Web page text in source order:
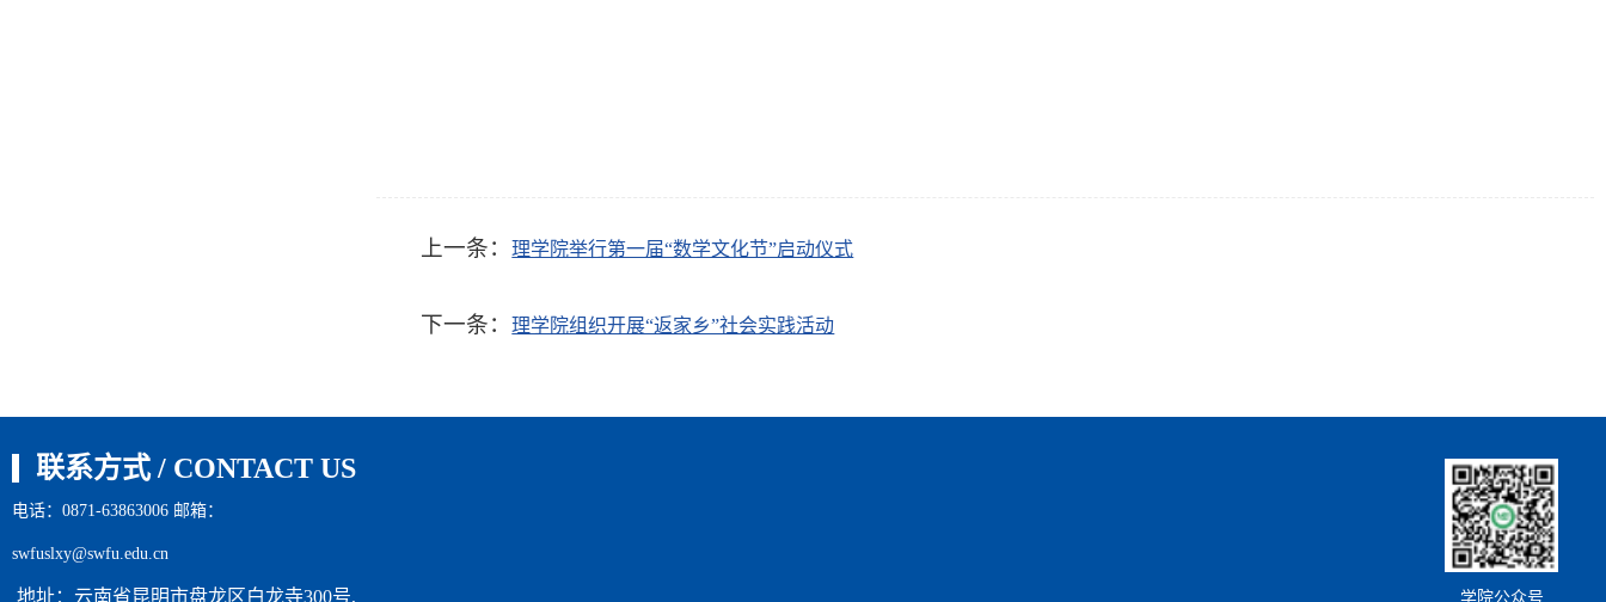
上一条：理学院举行第一届“数学文化节”启动仪式
下一条：理学院组织开展“返家乡”社会实践活动
联系方式 / CONTACT US
电话：0871-63863006 邮箱：
swfuslxy@swfu.edu.cn
地址：云南省昆明市盘龙区白龙寺300号, 学院公众号